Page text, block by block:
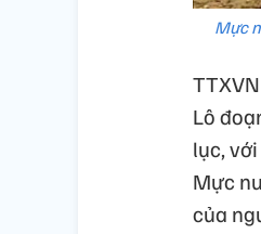
Mực
Lô
lục,
Mực
của